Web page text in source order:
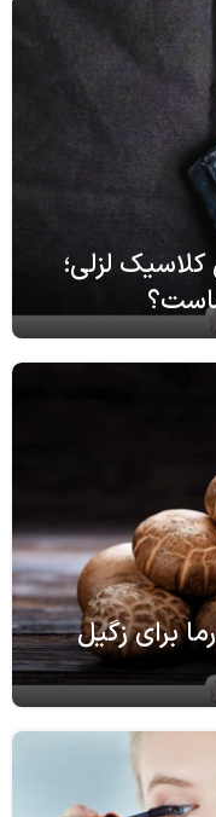
لزلی؛
برای زگیل